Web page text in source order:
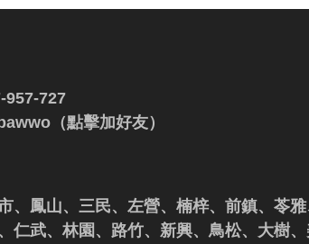
957-727
（點擊加好友）
、鳳山、三民、左營、楠梓、前鎮、苓
仁武、林園、路竹、新興、鳥松、大樹、